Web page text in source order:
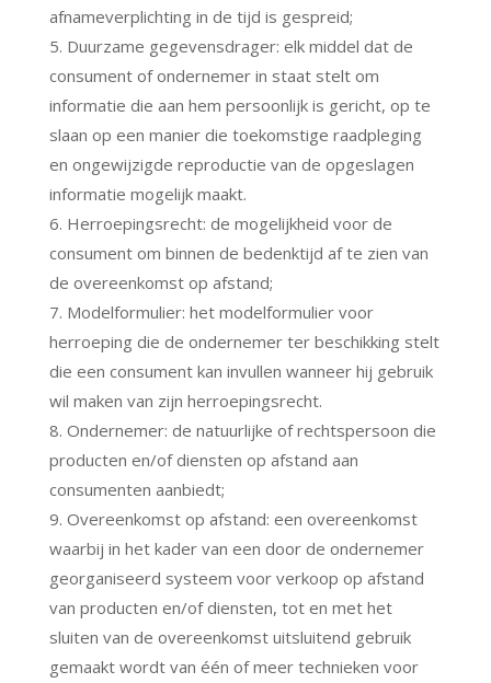
afnameverplichting in de tijd is gespreid;
5. Duurzame gegevensdrager: elk middel dat de
consument of ondernemer in staat stelt om
informatie die aan hem persoonlijk is gericht, op te
slaan op een manier die toekomstige raadpleging
en ongewijzigde reproductie van de opgeslagen
informatie mogelijk maakt.
6. Herroepingsrecht: de mogelijkheid voor de
consument om binnen de bedenktijd af te zien van
de overeenkomst op afstand;
7. Modelformulier: het modelformulier voor
herroeping die de ondernemer ter beschikking stelt
die een consument kan invullen wanneer hij gebruik
wil maken van zijn herroepingsrecht.
8. Ondernemer: de natuurlijke of rechtspersoon die
producten en/of diensten op afstand aan
consumenten aanbiedt;
9. Overeenkomst op afstand: een overeenkomst
waarbij in het kader van een door de ondernemer
georganiseerd systeem voor verkoop op afstand
van producten en/of diensten, tot en met het
sluiten van de overeenkomst uitsluitend gebruik
gemaakt wordt van één of meer technieken voor